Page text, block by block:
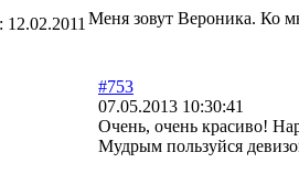
12.02.2011 Меня зовут Вероника. Ко
#753
07.05.2013 10:30:41
Очень, очень красиво!
Мудрым пользуйся